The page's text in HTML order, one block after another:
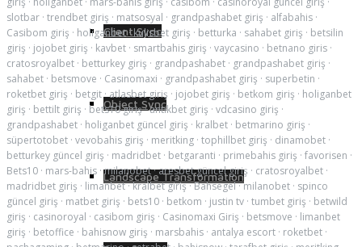
Client Sync
Object Sync
Landscape Transformation
slotbar · trendbet giriş · matsosyal · grandpashabet giriş · alfabahis ·
Casibom giriş · holiganbet·kulisbet giriş · betturka · sahabet giriş · betsilin
giriş · jojobet giriş · kavbet · smartbahis giriş · vaycasino · betnano giris ·
cratosroyalbet · betturkey giriş · grandpashabet · grandpashabet giriş ·
sahabet · betsmove · Casinomaxi · grandpashabet giriş · superbetin ·
roketbet giriş · betgit·atlasbet giriş · jojobet giriş · betkom giriş · holiganbet
giriş · bettilt giriş · bets10 giriş·antikbet giriş · vdcasino giriş ·
grandpashabet · holiganbet güncel giriş · kralbet · betmarino giriş ·
süpertotobet · vevobahis giriş · meritking · tophillbet giriş · dinamobet ·
betturkey güncel giriş · madridbet · betgaranti · primebahis giriş · favorisen ·
Bets10 · mars-bahis ·milanobet·aresbet güncel giriş · cratosroyalbet ·
madridbet giriş · limanbet·kralbet giriş·Bahsegel·milanobet · spinco
güncel giriş · matbet giriş · bets10 · betkom · justin tv · tumbet giriş · betwild
giriş · casinoroyal · casibom giriş · Casinomaxi Giriş · betsmove · limanbet
giriş · betoffice · bahisnow giriş · marsbahis · antalya escort · roketbet ·